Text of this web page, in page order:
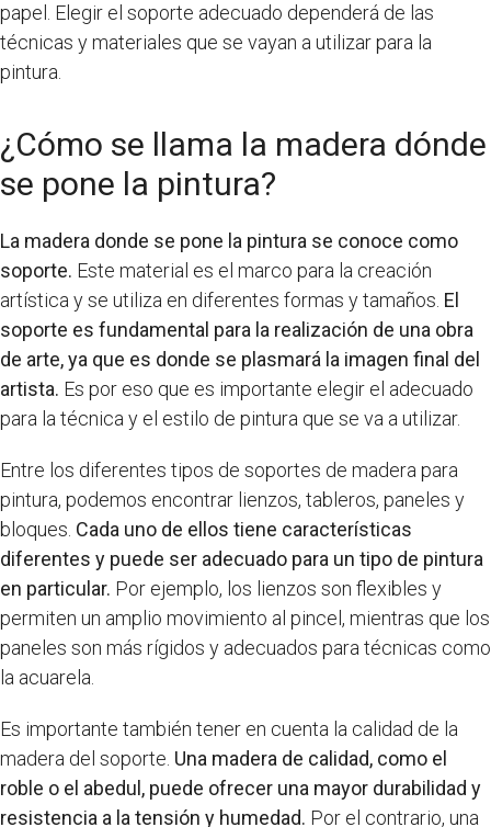
papel. Elegir el soporte adecuado dependerá de las
técnicas y materiales que se vayan a utilizar para la
pintura.
¿Cómo se llama la madera dónde
se pone la pintura?
La madera donde se pone la pintura se conoce como
soporte. Este material es el marco para la creación
artística y se utiliza en diferentes formas y tamaños. El
soporte es fundamental para la realización de una obra
de arte, ya que es donde se plasmará la imagen final del
artista. Es por eso que es importante elegir el adecuado
para la técnica y el estilo de pintura que se va a utilizar.
Entre los diferentes tipos de soportes de madera para
pintura, podemos encontrar lienzos, tableros, paneles y
bloques. Cada uno de ellos tiene características
diferentes y puede ser adecuado para un tipo de pintura
en particular. Por ejemplo, los lienzos son flexibles y
permiten un amplio movimiento al pincel, mientras que los
paneles son más rígidos y adecuados para técnicas como
la acuarela.
Es importante también tener en cuenta la calidad de la
madera del soporte. Una madera de calidad, como el
roble o el abedul, puede ofrecer una mayor durabilidad y
resistencia a la tensión y humedad. Por el contrario, una